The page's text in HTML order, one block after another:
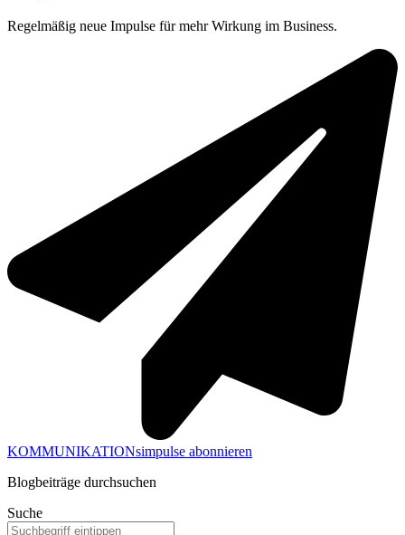
Regelmäßig neue Impulse für mehr Wirkung im Business.
KOMMUNIKATIONsimpulse abonnieren
Blogbeiträge durchsuchen
Suche